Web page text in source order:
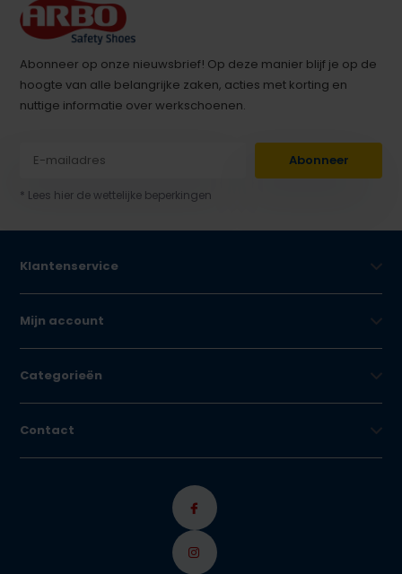
Abonneer op onze nieuwsbrief! Op deze manier blijf je op de
hoogte van alle belangrijke zaken, acties met korting en
nuttige informatie over werkschoenen.
Abonneer
* Lees hier de wettelijke beperkingen
Klantenservice
Mijn account
Categorieën
Contact